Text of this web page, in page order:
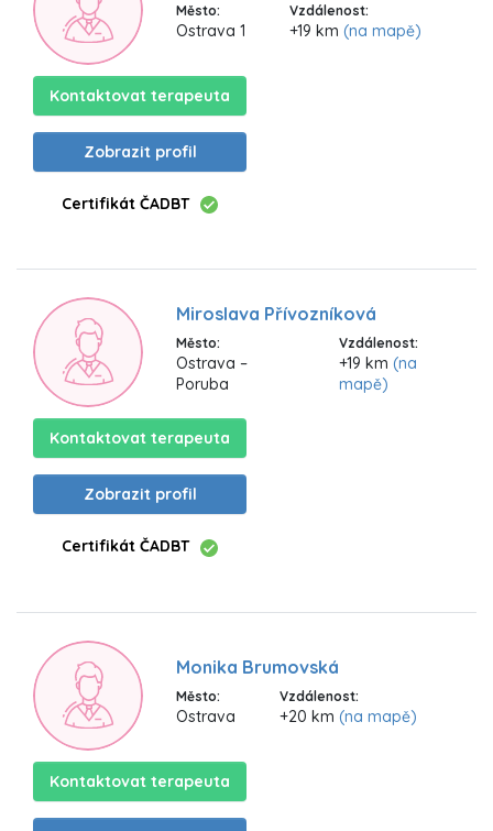
Město:
Ostrava 1
Vzdálenost:
+19 km (na mapě)
Kontaktovat terapeuta
Zobrazit profil
Certifikát ČADBT
Miroslava Přívozníková
Město:
Ostrava –
Poruba
Vzdálenost:
+19 km (na
mapě)
Kontaktovat terapeuta
Zobrazit profil
Certifikát ČADBT
Monika Brumovská
Město:
Ostrava
Vzdálenost:
+20 km (na mapě)
Kontaktovat terapeuta